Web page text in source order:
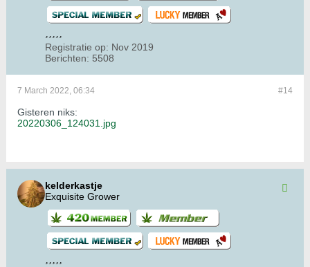
Registratie op: Nov 2019
Berichten: 5508
#14
7 March 2022, 06:34
Gisteren niks:
20220306_124031.jpg
kelderkastje
Exquisite Grower